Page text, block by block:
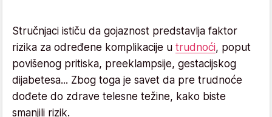
Stručnjaci ističu da gojaznost predstavlja faktor
rizika za određene komplikacije u trudnoći, poput
povišenog pritiska, preeklampsije, gestacijskog
dijabetesa... Zbog toga je savet da pre trudnoće
dođete do zdrave telesne težine, kako biste
smanjili rizik.